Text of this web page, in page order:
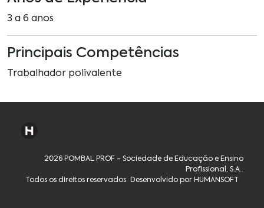
3 a 6 anos
Principais Competências
Trabalhador polivalente
2026 POMBAL PROF - Sociedade de Educação e Ensino
Profissional, S.A..
Todos os direitos reservados
Desenvolvido por HUMANSOFT